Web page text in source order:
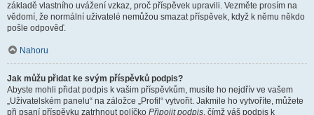
základě vlastního uvážení vzkaz, proč příspěvek upravili. Vezměte prosím na
vědomí, že normální uživatelé nemůžou smazat příspěvek, když k němu někdo
pošle odpověď.
Nahoru
Jak můžu přidat ke svým příspěvků podpis?
Abyste mohli přidat podpis k vašim příspěvkům, musíte ho nejdřív ve vašem
„Uživatelském panelu“ na záložce „Profil“ vytvořit. Jakmile ho vytvoříte, můžete
při psaní příspěvku zatrhnout políčko Připojit podpis, čímž váš podpis k